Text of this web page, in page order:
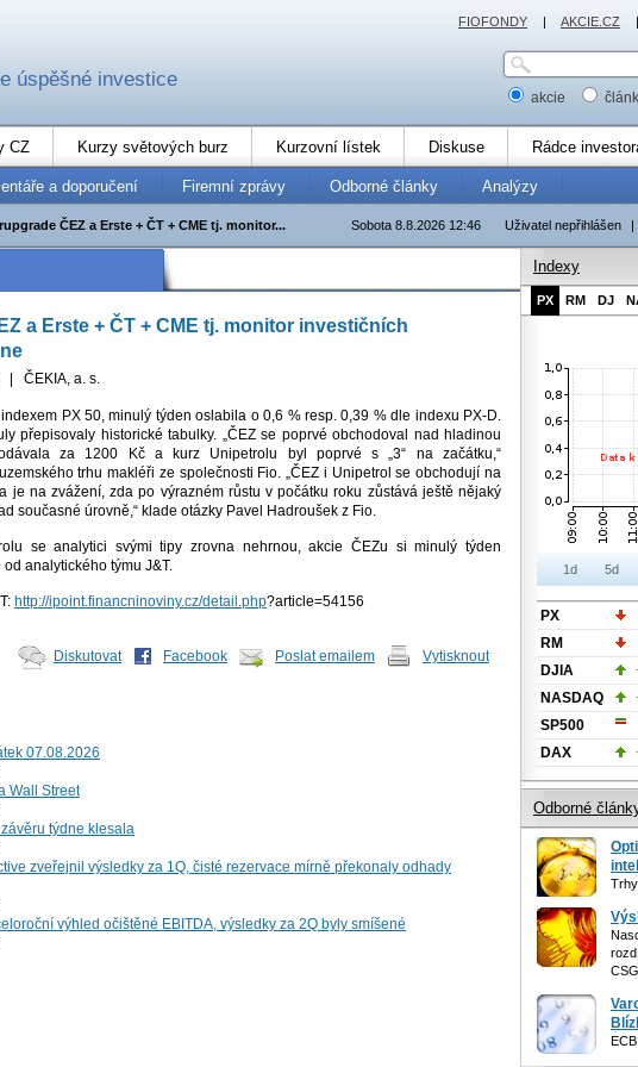
úspěšné investice
akcie
CZ Kurzy světových burz Kurzovní lístek Diskuse Rádce
a doporučení Firemní zprávy Odborné články Analýzy
Uživatel nepřihlášen |
Sobota 8.8.2026 12:46
ČEZ a Erste + ČT + CME tj. monitor...
a Erste + ČT + CME tj. monitor investičních
ČEKIA, a. s.
PX 50, minulý týden oslabila o 0,6 % resp. 0,39 % dle indexu PX-D.
přepisovaly historické tabulky. „ČEZ se poprvé obchodoval nad hladinou
za 1200 Kč a kurz Unipetrolu byl poprvé s „3“ na začátku,“
trhu makléři ze společnosti Fio. „ČEZ i Unipetrol se obchodují na
je na zvážení, zda po výrazném růstu v počátku roku zůstává ještě nějaký
současné úrovně,“ klade otázky Pavel Hadroušek z Fio.
se analytici svými tipy zrovna nehrnou, akcie ČEZu si minulý týden
analytického týmu J&T.
http://ipoint.financninoviny.cz/detail.php?article=54156
Diskutovat Facebook Poslat emailem Vytisknout
07.08.2026
Wall Street
týdne klesala
zveřejnil výsledky za 1Q, čisté rezervace mírně překonaly odhady
výhled očištěné EBITDA, výsledky za 2Q byly smíšené
Indexy
PX RM DJ
1d 5d
PX
RM
DJIA
NASDAQ
SP500
DAX
Odborné
FIOFONDY | AKCIE.CZ |